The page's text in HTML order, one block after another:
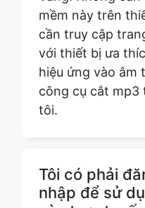
hiệu ứng vào âm
công cụ cắt mp3
tôi.
Tôi có phải
Không. Không
đăng nhập để sử